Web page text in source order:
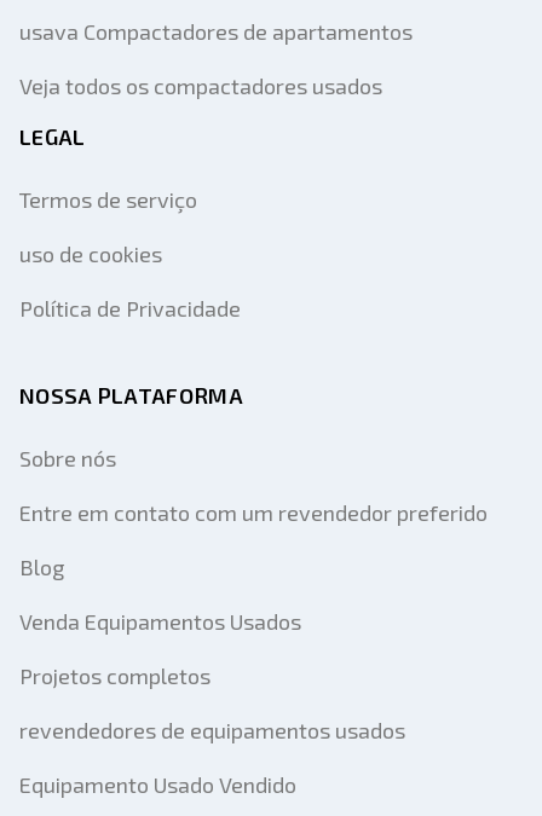
usava Compactadores de apartamentos
Veja todos os compactadores usados
LEGAL
Termos de serviço
uso de cookies
Política de Privacidade
NOSSA PLATAFORMA
Sobre nós
Entre em contato com um revendedor preferido
Blog
Venda Equipamentos Usados
Projetos completos
revendedores de equipamentos usados
Equipamento Usado Vendido